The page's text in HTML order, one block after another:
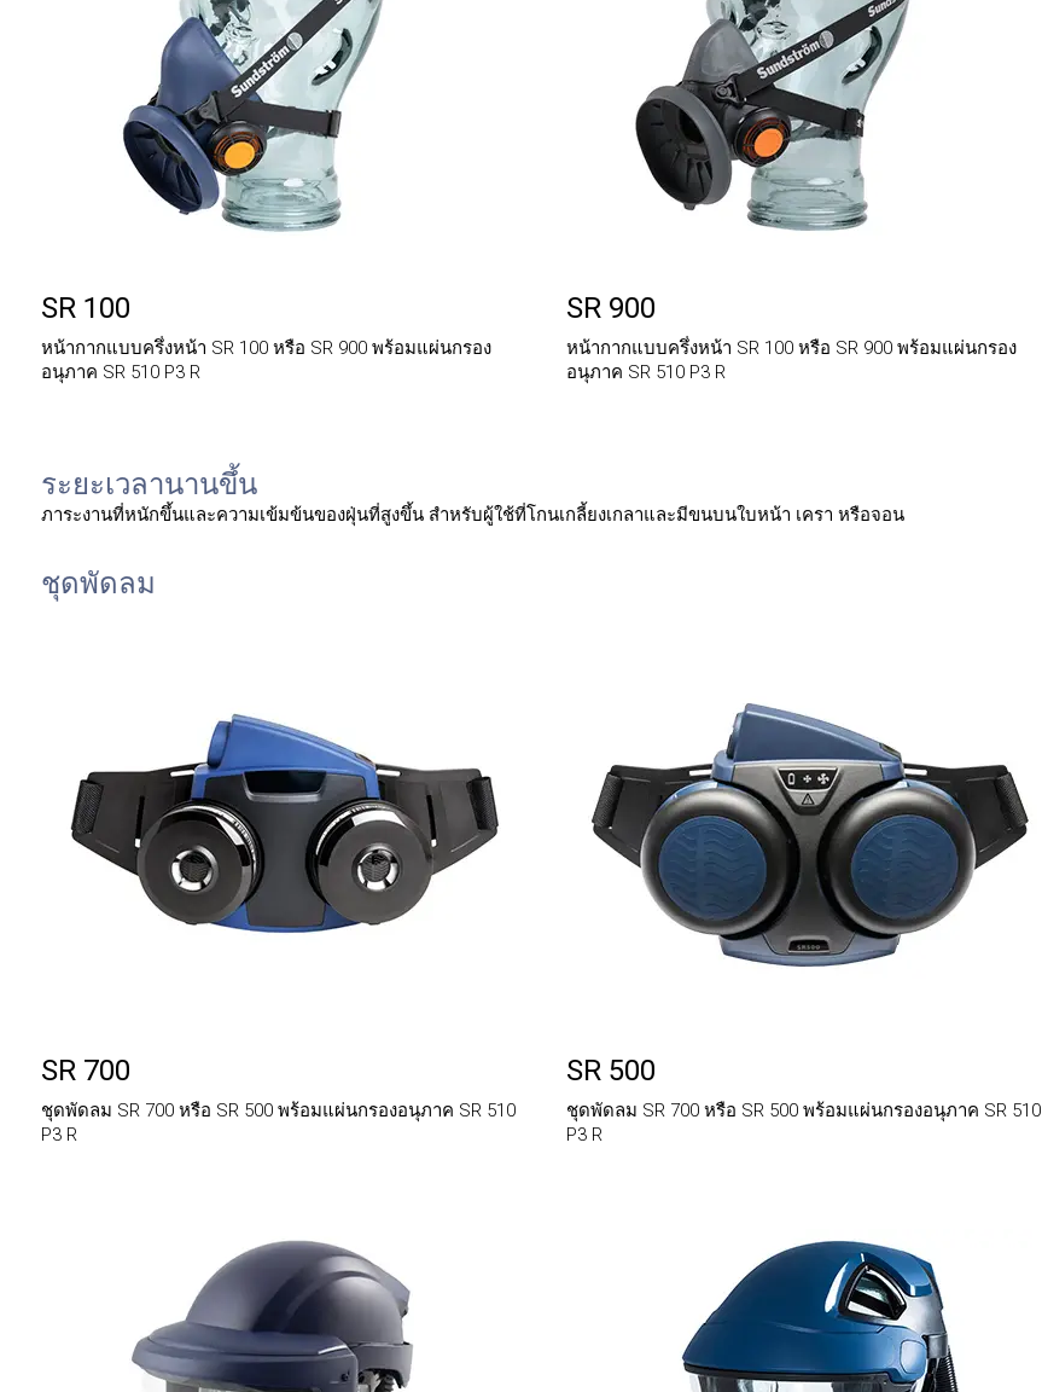
SR 100
หน้ากากแบบครึ่งหน้า SR 100 หรือ SR 900 พร้อมแผ่นกรอง
อนุภาค SR 510 P3 R
SR 900
หน้ากากแบบครึ่งหน้า SR 100 หรือ SR 900 พร้อมแผ่นกรอง
อนุภาค SR 510 P3 R
ระยะเวลานานขึ้น
ภาระงานที่หนักขึ้นและความเข้มข้นของฝุ่นที่สูงขึ้น สำหรับผู้ใช้ที่โกนเกลี้ยงเกลาและมีขนบนใบหน้า เครา หรือจอน
ชุดพัดลม
SR 700
ชุดพัดลม SR 700 หรือ SR 500 พร้อมแผ่นกรองอนุภาค SR 510
P3 R
SR 500
ชุดพัดลม SR 700 หรือ SR 500 พร้อมแผ่นกรองอนุภาค SR 510
P3 R